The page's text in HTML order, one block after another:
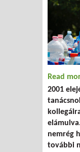
Read
2001
nemrég
további